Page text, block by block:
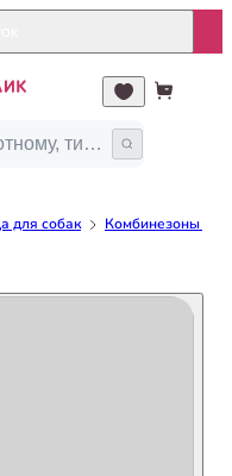
для собак Комбинезоны для